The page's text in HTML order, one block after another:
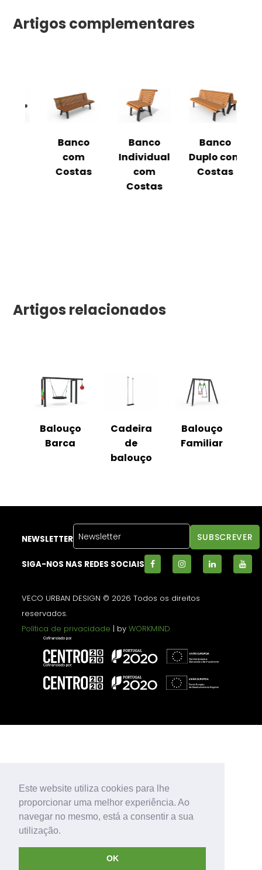
Este website utiliza cookies para lhe
proporcionar uma melhor experiência. Ao
navegar no mesmo, está a consentir a sua
utilização.
OK
Artigos complementares
Banco
com
Costas
Banco
Individual
com
Costas
Banco
Duplo com
Costas
Artigos relacionados
Balouço
Barca
Cadeira
de
balouço
Balouço
Familiar
NEWSLETTER
SIGA-NOS NAS REDES SOCIAIS
VECO URBAN DESIGN © 2026 Todos os direitos
reservados.
Política de privacidade | byWORKMIND